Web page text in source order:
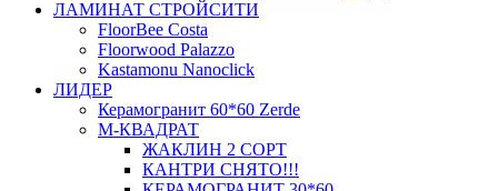
ЛАМИНАТ СТРОЙСИТИ
FloorBee Costa
Floorwood Palazzo
Kastamonu Nanoclick
ЛИДЕР
Керамогранит 60*60 Zerde
М-КВАДРАТ
ЖАКЛИН 2 СОРТ
КАНТРИ СНЯТО!!!